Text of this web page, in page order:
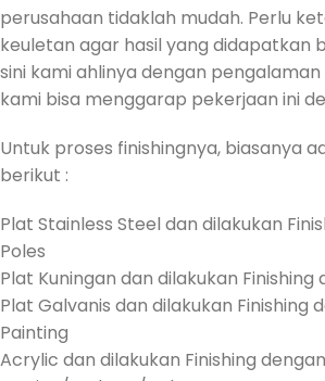
perusahaan tidaklah mudah. Perlu
keuletan agar hasil yang didapatkan
sini kami ahlinya dengan
kami bisa menggarap pekerjaan ini
Untuk proses finishingnya, biasanya
berikut :
Plat Stainless Steel dan dilakukan
Poles
Plat Kuningan dan dilakukan Finishing
Plat Galvanis dan dilakukan Finishing
Painting
Acrylic dan dilakukan Finishing